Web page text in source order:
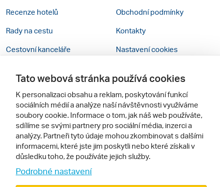
Recenze hotelů
Rady na cestu
Cestovní kanceláře
Obchodní podmínky
Kontakty
Nastavení cookies
Sledujte nás
© 2000 - 2026, Zájezdy.cz
Tato webová stránka používá cookies
K personalizaci obsahu a reklam, poskytování funkcí
sociálních médií a analýze naší návštěvnosti využíváme
soubory cookie. Informace o tom, jak náš web používáte,
sdílíme se svými partnery pro sociální média, inzerci a
analýzy. Partneři tyto údaje mohou zkombinovat s dalšími
informacemi, které jste jim poskytli nebo které získali v
důsledku toho, že používáte jejich služby.
Podrobné nastavení